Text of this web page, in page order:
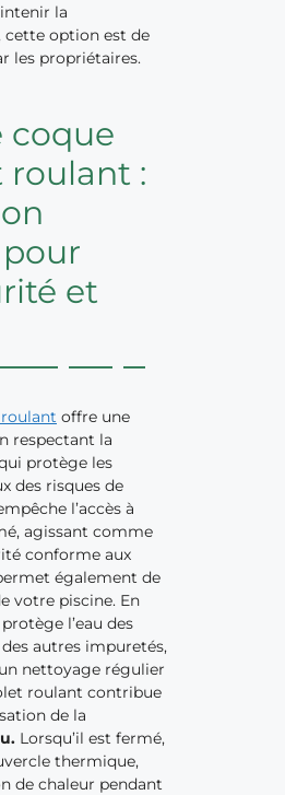
la
cette option est de
les propriétaires.
coque
roulant :
et
offre une
respectant la
protège les
des risques de
l’accès à
agissant comme
conforme aux
également de
votre piscine. En
l’eau des
autres impuretés,
nettoyage régulier
roulant contribue
de la
Lorsqu’il est fermé,
thermique,
de chaleur pendant